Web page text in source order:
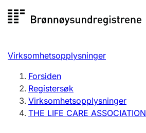
til
Registersøk
Aksjeselskap
Enkeltpersonforetak
Registrere, endre, slette
Virksomhetsopplysninger
Forsiden
Registersøk
Virksomhetsopplysninger
THE LIFE CARE ASSOCIATION